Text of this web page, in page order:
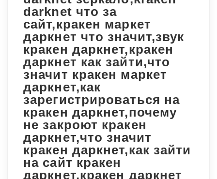
darknet что за
сайт,кракен маркет
даркнет что значит,звук
кракен даркнет,кракен
даркнет как зайти,что
значит кракен маркет
даркнет,как
зарегистрироваться на
кракен даркнет,почему
не закроют кракен
даркнет,что значит
кракен даркнет,как зайти
на сайт кракен
даркнет,кракен даркнет